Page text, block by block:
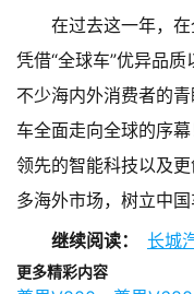
在过去这一年，
凭借“全球车”优异品
不少海内外消费者的
车全面走向全球的序
领先的智能科技以及
多海外市场，树立中国
继续阅读：
长城
更多精彩内容